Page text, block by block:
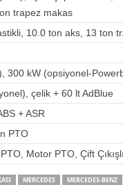
trapez makas
10.0 ton aks, 13 ton
300 kW (opsiyonel-
çelik + 60 lt AdBlue
+ ASR
PTO
Motor PTO, Çift
MERCEDES
MERCEDES-BENZ